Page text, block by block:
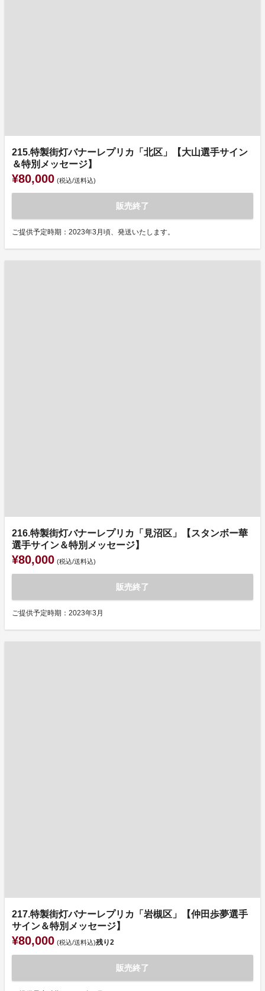
215.特製街灯バナーレプリカ「北区」【大山選手サイン
＆特別メッセージ】
¥80,000 (税込/送料込)
販売終了
ご提供予定時期：2023年3月頃、発送いたします。
216.特製街灯バナーレプリカ「見沼区」【スタンボー華
選手サイン＆特別メッセージ】
¥80,000 (税込/送料込)
販売終了
ご提供予定時期：2023年3月
217.特製街灯バナーレプリカ「岩槻区」【仲田歩夢選手
サイン＆特別メッセージ】
¥80,000 (税込/送料込)残り2
販売終了